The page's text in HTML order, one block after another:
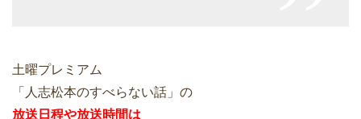
土曜プレミアム
「人志松本のすべらない話」の
放送日程や放送時間は